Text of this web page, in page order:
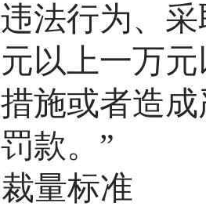
法行为、
以上一万
施或者造
款。 ”
量标准